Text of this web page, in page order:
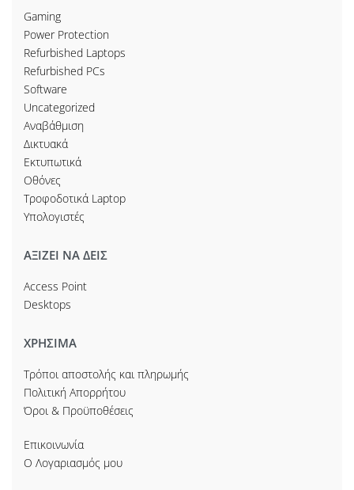
Gaming
Power Protection
Refurbished Laptops
Refurbished PCs
Software
Uncategorized
Αναβάθμιση
Δικτυακά
Εκτυπωτικά
Οθόνες
Τροφοδοτικά Laptop
Υπολογιστές
ΑΞΙΖΕΙ ΝΑ ΔΕΙΣ
Access Point
Desktops
ΧΡΗΣΙΜΑ
Τρόποι αποστολής και πληρωμής
Πολιτική Απορρήτου
Όροι & Προϋποθέσεις
Επικοινωνία
Ο Λογαριασμός μου